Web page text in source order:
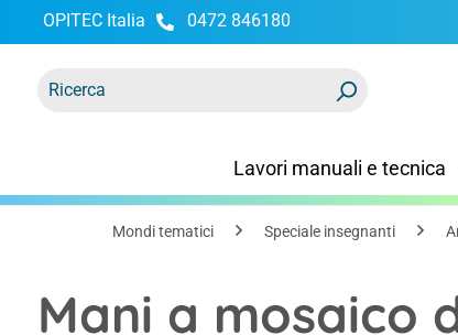
Passa alla navigazione principale
OPITEC Italia 0472 846180
Lavori manuali e tecnica
Mondi tematici Speciale insegnanti
Mani a mosaico